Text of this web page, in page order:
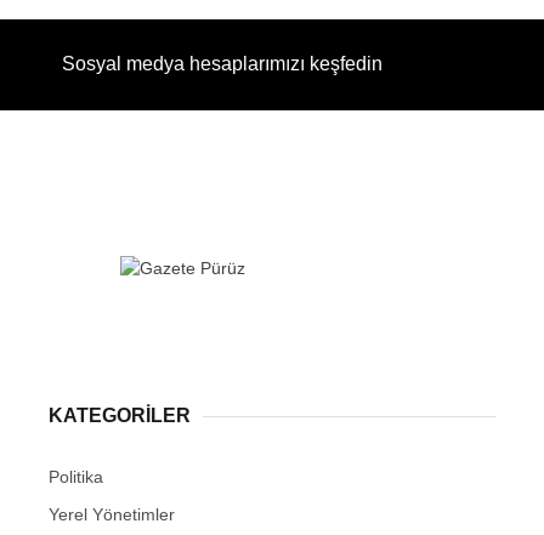
Sosyal medya hesaplarımızı keşfedin
KATEGORİLER
Politika
Yerel Yönetimler